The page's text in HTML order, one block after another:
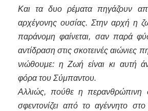
Και τα δυο ρέματα πηγάζουν
αρχέγονης ουσίας. Στην αρχή η
παράνομη φαίνεται, σαν παρά
αντίδραση στις σκοτεινές αιώνιες
νιώθουμε: η Ζωή είναι κι αυτή
φόρα του Σύμπαντου.
Αλλιώς, πούθε η
σφεντονίζει από το αγέννητο